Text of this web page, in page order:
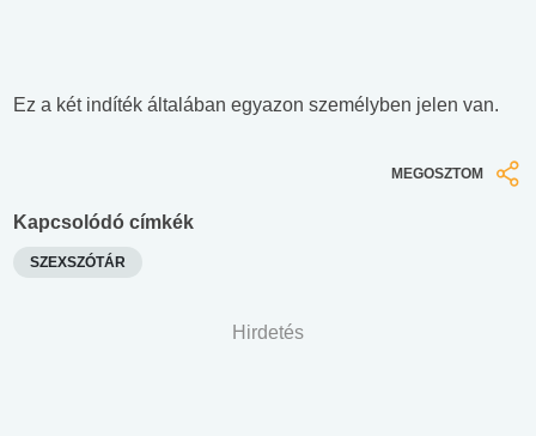
Ez a két indíték általában egyazon személyben jelen van.
MEGOSZTOM
Kapcsolódó címkék
SZEXSZÓTÁR
Hirdetés